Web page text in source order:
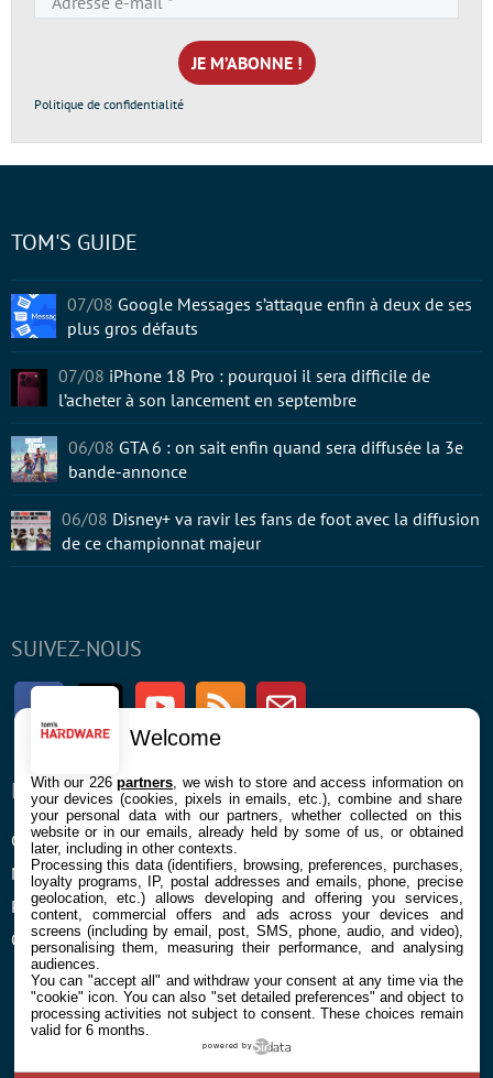
e-
mail
*
Politique de confidentialité
SUIVEZ-NOUS
FacebookTwitter Youtube RSS Newsletter
ENTREPRISE
Confidentialité et Cookies
Mentions légales et CGU
Préférences Cookies
Qui sommes nous
À PROPOS
Contact
TOM'S GUIDE
07/08 Google Messages s’attaque enfin à deux de ses
plus gros défauts
07/08 iPhone 18 Pro : pourquoi il sera difficile de
l’acheter à son lancement en septembre
06/08 GTA 6 : on sait enfin quand sera diffusée la 3e
bande-annonce
06/08 Disney+ va ravir les fans de foot avec la diffusion
de ce championnat majeur
Welcome
With our 226partners , we wish to store and access information on
your devices (cookies, pixels in emails, etc.), combine and share
your personal data with our partners, whether collected on this
website or in our emails, already held by some of us, or obtained
later, including in other contexts.
Processing this data (identifiers, browsing, preferences, purchases,
loyalty programs, IP, postal addresses and emails, phone, precise
geolocation, etc.) allows developing and offering you services,
content, commercial offers and ads across your devices and
screens (including by email, post, SMS, phone, audio, and video),
personalising them, measuring their performance, and analysing
audiences.
You can "accept all" and withdraw your consent at any time via the
"cookie" icon. You can also "set detailed preferences" and object to
processing activities not subject to consent. These choices remain
valid for 6 months.
powered by